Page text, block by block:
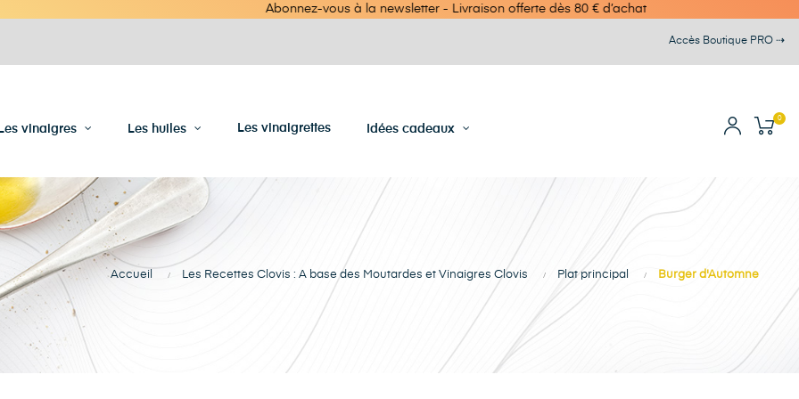
Abonnez-vous à la newsletter - Livraison offerte dès 80 € d’achat
Accès Boutique PRO ⇢
Les vinaigres Les huiles Les vinaigrettes Idées cadeaux
0
Accueil Les Recettes Clovis : A base des Moutardes et Vinaigres Clovis Plat principal Burger d'Automne